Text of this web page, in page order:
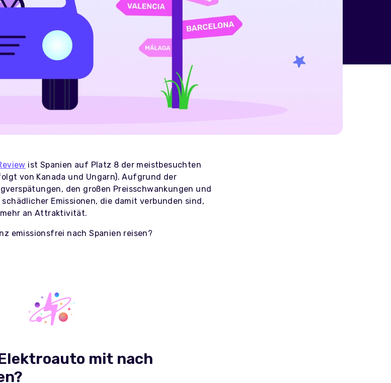
ist Spanien auf Platz 8 der meistbesuchten
von Kanada und Ungarn). Aufgrund der
den großen Preisschwankungen und
Emissionen, die damit verbunden sind,
an Attraktivität.
emissionsfrei nach Spanien reisen?
mit nach